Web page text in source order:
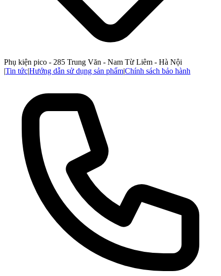
Phụ kiện pico - 285 Trung Văn - Nam Từ Liêm - Hà Nội
|Tin tức|Hướng dẫn sử dụng sản phẩm|Chính sách bảo hành